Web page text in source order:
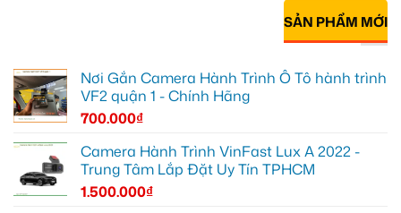
SẢN PHẨM MỚI
Nơi Gắn Camera Hành Trình Ô Tô hành trình
VF2 quận 1 - Chính Hãng
700.000₫
Camera Hành Trình VinFast Lux A 2022 -
Trung Tâm Lắp Đặt Uy Tín TPHCM
1.500.000₫